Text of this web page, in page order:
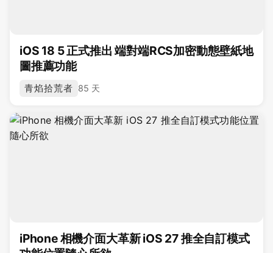
iOS 18 5 正式推出 端對端RCS加密動態壁紙地
圖推薦功能
青焰拾荒者 85 天
iPhone 相機介面大革新 iOS 27 推全自訂模式